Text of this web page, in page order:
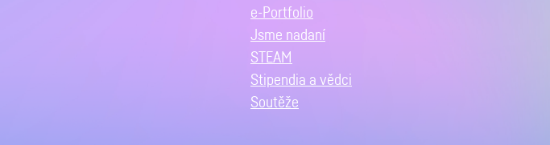
e-Portfolio
Jsme nadaní
STEAM
Stipendia a vědci
Soutěže